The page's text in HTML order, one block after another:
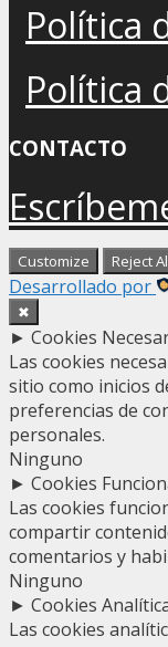
Política
Política
CONTACTO
Customize Reject
Desarrollado por
✖
► Cookies
Las cookies
sitio como inicios
preferencias de
personales.
Ninguno
► Cookies
Las cookies
compartir
comentarios y
Ninguno
► Cookies
Las cookies